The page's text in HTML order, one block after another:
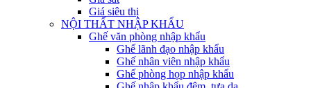
Giá siêu thị
NỘI THẤT NHẬP KHẨU
Ghế văn phòng nhập khẩu
Ghế lãnh đạo nhập khẩu
Ghế nhân viên nhập khẩu
Ghế phòng họp nhập khẩu